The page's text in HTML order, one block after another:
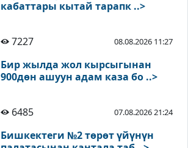
кабаттары кытай тарапк ..>
7227 08.08.2026 11:27
Бир жылда жол кырсыгынан
900дөн ашуун адам каза бо ..>
6485 07.08.2026 21:24
Бишкектеги №2 төрөт үйүнүн